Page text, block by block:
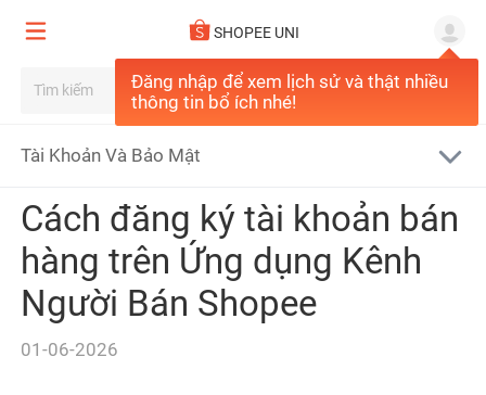
SHOPEE UNI
Đăng nhập để xem lịch sử và thật nhiều
thông tin bổ ích nhé!
Tài Khoản Và Bảo Mật
Cập Nhật Mới Nhất
Cập Nhật Vận Chuyển
Phương Thức Vận Chuyển Shopee
Phân Bổ ĐVVC Tự Động
Người Bán Kinh Nghiệm
Shopee Captain
Câu chuyện thành công
Về Thanh toán & Trả hàng
Về Chương trình & Công cụ
Tổng Quan
Khởi động bán hàng Shopee
Shopee - Certified SSP
Quản Lý Shop
Thông Tin Thị Trường
Cách đăng ký tài khoản bán
hàng trên Ứng dụng Kênh
Người Bán Shopee
01-06-2026